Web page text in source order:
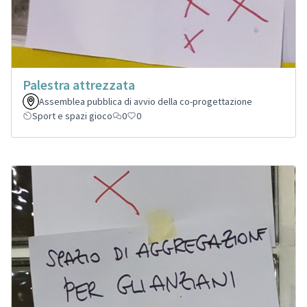
Palestra attrezzata
Assemblea pubblica di avvio della co-progettazione
Sport e spazi gioco
0 0